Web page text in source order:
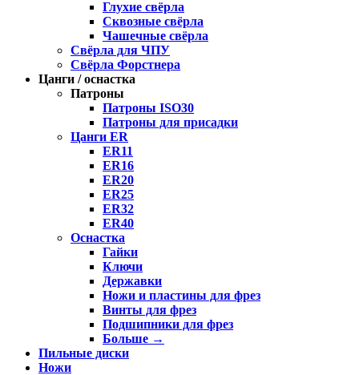
Глухие свёрла
Сквозные свёрла
Чашечные свёрла
Свёрла для ЧПУ
Свёрла Форстнера
Цанги / оснастка
Патроны
Патроны ISO30
Патроны для присадки
Цанги ER
ER11
ER16
ER20
ER25
ER32
ER40
Оснастка
Гайки
Ключи
Державки
Ножи и пластины для фрез
Винты для фрез
Подшипники для фрез
Больше →
Пильные диски
Ножи